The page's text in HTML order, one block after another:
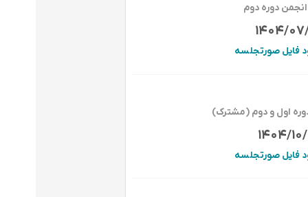
دوره دوم
1404/
فایل صورتجلسه
اول و دوم (مشترک)
1404/
فایل صورتجلسه